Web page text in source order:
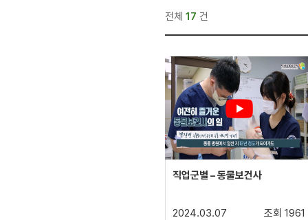
전체 17 건
직업군별 – 동물보건사
2024.03.07 조회 1961